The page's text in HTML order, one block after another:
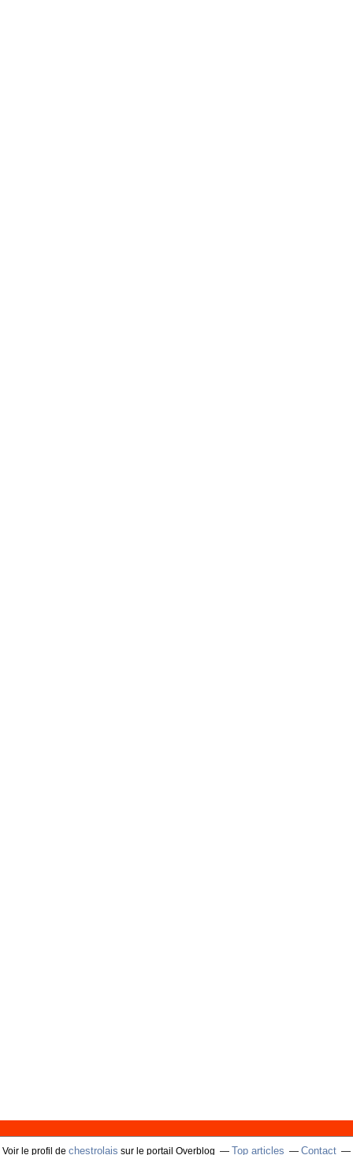
Voir le profil de chestrolais sur le portail Overblog Top articles Contact